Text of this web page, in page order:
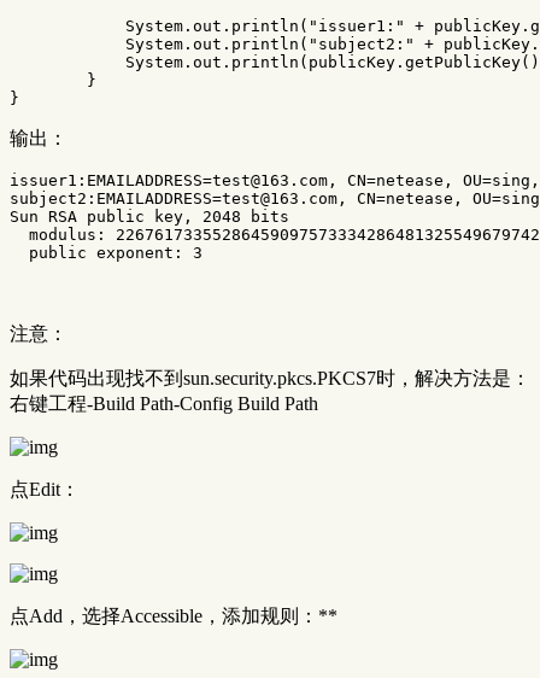
System . out . println ( "issuer1:" + publicKey .
System . out . println ( "subject2:" + publicKey .
System . out . println ( publicKey . getPublicKey
}
}
输出：
issuer1:EMAILADDRESS=test@163.com, CN=netease,
subject2:EMAILADDRESS=test@163.com, CN=netease,
Sun RSA public key, 2048 bits
modulus:
注意：
如果代码出现找不到sun.security.pkcs.PKCS7时，解决方法是：
右键工程-Build Path-Config Build Path
点Edit：
点Add，选择Accessible，添加规则：**